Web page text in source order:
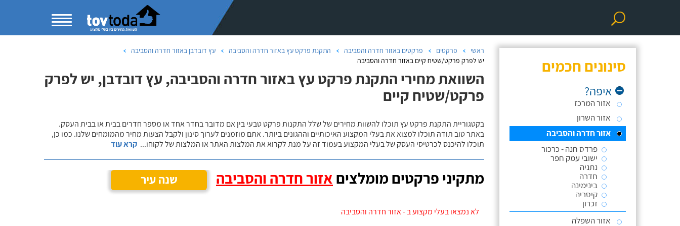
סינונים חכמים
איפה?
אזור המרכז
אזור השרון
אזור חדרה והסביבה
פרדס חנה - כרכור
ישובי עמק חפר
נתניה
חדרה
בינימינה
קיסריה
זכרון
אזור השפלה
ראשי פרקטים פרקטים באזור חדרה והסביבה התקנת פרקט עץ באזור חדרה והסביבה
עץ דובדבן באזור חדרה והסביבה
יש לפרק פרקט/שטיח קיים באזור חדרה והסביבה
השוואת מחירי התקנת פרקט עץ באזור חדרה והסביבה, עץ דובדבן, יש לפרק
פרקט/שטיח קיים
בקטגוריית התקנת פרקט עץ תוכלו להשוות מחירים של שלל התקנות פרקט טבעי בין אם מדובר בחדר אחד או מספר חדרים בבית או בבית העסק.
באתר טוב תודה תוכלו למצוא את בעלי המקצוע האיכותיים וההגונים ביותר. אתם מוזמנים לערוך סינון ולקבל הצעות מחיר מהמומחים שלנו. כמו כן,
תוכלו להיכנס לכרטיסי העסק של בעלי המקצוע בעמוד זה על מנת לקרוא את המלצות האתר או המלצות של לקוחו... קרא עוד
מתקיני פרקטים מומלצים אזור חדרה והסביבה שנה עיר
לא נמצאו בעלי מקצוע ב - אזור חדרה והסביבה